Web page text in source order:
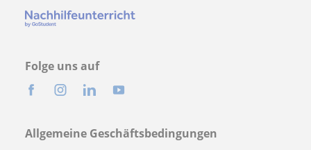
Folge uns auf
Allgemeine Geschäftsbedingungen